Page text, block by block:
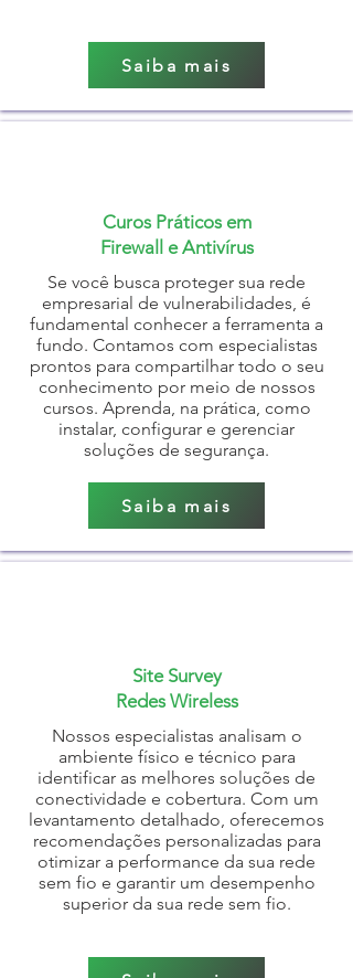
Saiba mais
Curos Práticos em
Firewall e Antivírus
Se você busca proteger sua rede
empresarial de vulnerabilidades, é
fundamental conhecer a ferramenta a
fundo. Contamos com especialistas
prontos para compartilhar todo o seu
conhecimento por meio de nossos
cursos. Aprenda, na prática, como
instalar, configurar e gerenciar
soluções de segurança.
Saiba mais
Site Survey
Redes Wireless
Nossos especialistas analisam o
ambiente físico e técnico para
identificar as melhores soluções de
conectividade e cobertura. Com um
levantamento detalhado, oferecemos
recomendações personalizadas para
otimizar a performance da sua rede
sem fio e garantir um desempenho
superior da sua rede sem fio.